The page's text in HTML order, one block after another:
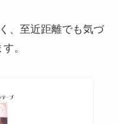
、至近距離でも気づ
。